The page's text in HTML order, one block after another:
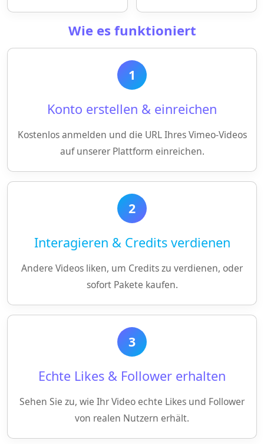
Wie es funktioniert
1
Konto erstellen & einreichen
Kostenlos anmelden und die URL Ihres Vimeo-Videos
auf unserer Plattform einreichen.
2
Interagieren & Credits verdienen
Andere Videos liken, um Credits zu verdienen, oder
sofort Pakete kaufen.
3
Echte Likes & Follower erhalten
Sehen Sie zu, wie Ihr Video echte Likes und Follower
von realen Nutzern erhält.